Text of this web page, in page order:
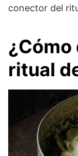
conector del
ritual